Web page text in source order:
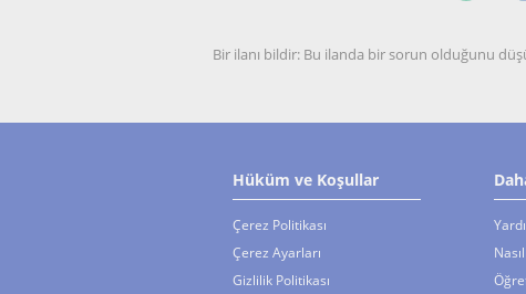
Bir ilanı bildir: Bu ilanda bir sorun olduğunu
Hüküm ve Koşullar
Çerez Politikası
Çerez Ayarları
Gizlilik Politikası